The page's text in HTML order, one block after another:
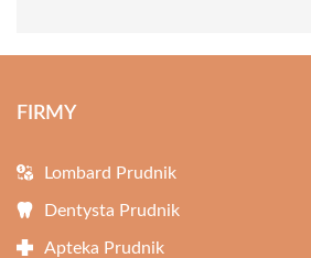
FIRMY
Lombard Prudnik
Dentysta Prudnik
Apteka Prudnik